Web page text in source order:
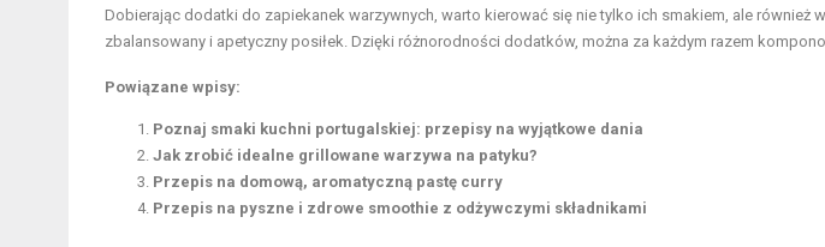
Dobierając dodatki do zapiekanek warzywnych, warto kierować się nie tylko ich smakiem, ale również
zbalansowany i apetyczny posiłek. Dzięki różnorodności dodatków, można za każdym razem
Powiązane wpisy:
Poznaj smaki kuchni portugalskiej: przepisy na wyjątkowe dania
Jak zrobić idealne grillowane warzywa na patyku?
Przepis na domową, aromatyczną pastę curry
Przepis na pyszne i zdrowe smoothie z odżywczymi składnikami